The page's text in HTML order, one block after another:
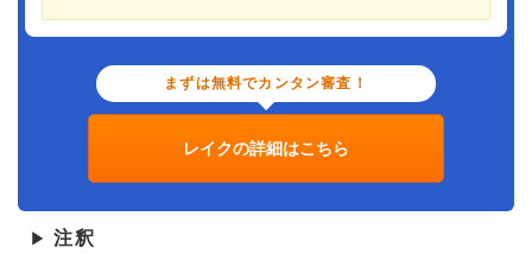
まずは無料でカンタン審査！
レイクの詳細はこちら
▶ 注釈